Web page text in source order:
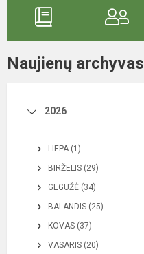
Naujienų archyvas
2026
LIEPA (1)
BIRŽELIS (29)
GEGUŽĖ (34)
BALANDIS (25)
KOVAS (37)
VASARIS (20)